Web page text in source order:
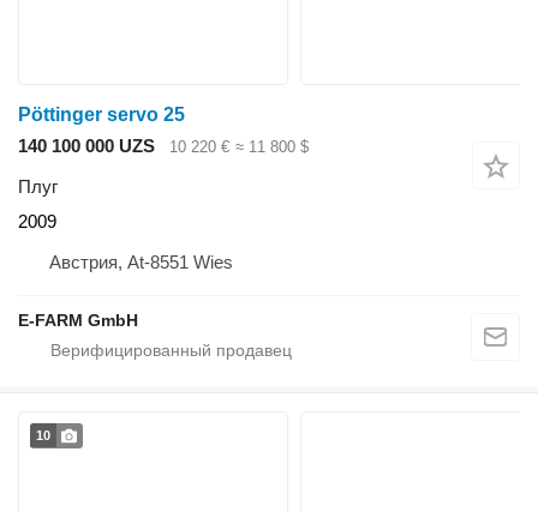
Pöttinger servo 25
140 100 000 UZS
10 220 € ≈ 11 800 $
Плуг
2009
Австрия, At-8551 Wies
E-FARM GmbH
10